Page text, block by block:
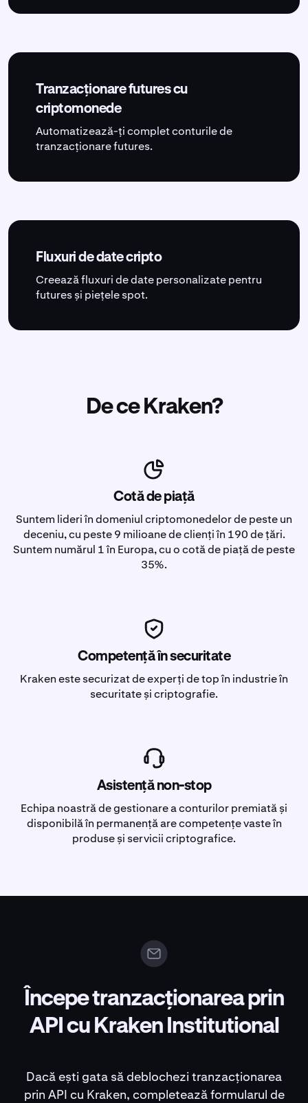
Tranzacționare futures cu
criptomonede
Automatizează-ți complet conturile de
tranzacționare futures.
Fluxuri de date cripto
Creează fluxuri de date personalizate pentru
futures și piețele spot.
De ce Kraken?
Cotă de piață
Suntem lideri în domeniul criptomonedelor de peste un
deceniu, cu peste 9 milioane de clienți în 190 de țări.
Suntem numărul 1 în Europa, cu o cotă de piață de peste
35%.
Competență în securitate
Kraken este securizat de experți de top în industrie în
securitate și criptografie.
Asistență non-stop
Echipa noastră de gestionare a conturilor premiată și
disponibilă în permanență are competențe vaste în
produse și servicii criptografice.
Începe tranzacționarea prin
API cu Kraken Institutional
Dacă ești gata să deblochezi tranzacționarea
prin API cu Kraken, completează formularul de